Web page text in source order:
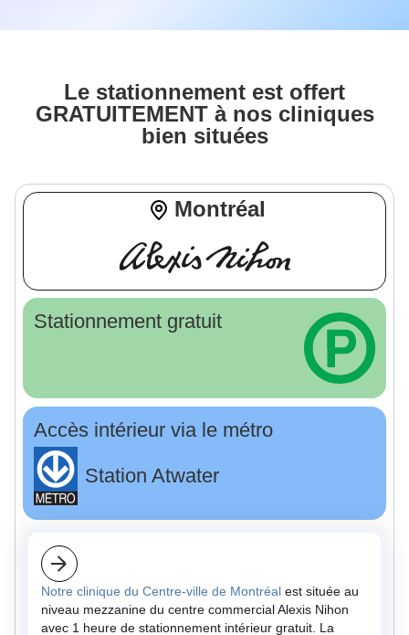
Le stationnement est offert
GRATUITEMENT à nos cliniques
bien situées
Montréal
Stationnement gratuit
Accès intérieur via le métro
Station Atwater
Notre clinique du Centre-ville de Montréal est située au
niveau mezzanine du centre commercial Alexis Nihon
avec 1 heure de stationnement intérieur gratuit. La